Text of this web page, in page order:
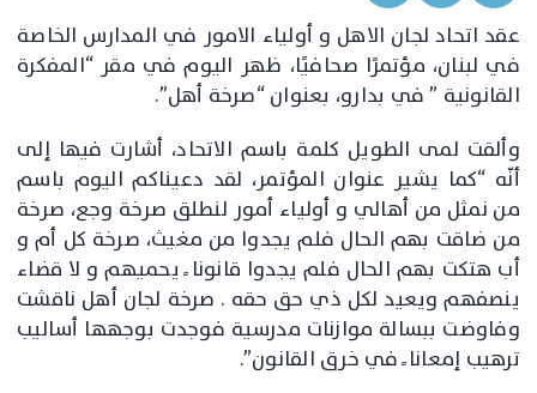
عقد اتحاد لجان الاهل و أولياء الامور في المدارس الخاصة
في لبنان، مؤتمرًا صحافيًا، ظهر اليوم في مقر “المفكرة
القانونية ” في بدارو، بعنوان “صرخة أهل”.
وألقت لمى الطويل كلمة باسم الاتحاد، أشارت فيها إلى
أنّه “كما يشير عنوان المؤتمر، لقد دعيناكم اليوم باسم
من نمثل من أهالي و أولياء أمور لنطلق صرخة وجع، صرخة
من ضاقت بهم الحال فلم يجدوا من مغيث، صرخة كل أم و
أب هتكت بهم الحال فلم يجدوا قانونا ً يحميهم و لا قضاء
ينصفهم ويعيد لكل ذي حق حقه . صرخة لجان أهل ناقشت
وفاوضت ببسالة موازنات مدرسية فوجدت بوجهها أساليب
ترهيب إمعانا ً في خرق القانون”.